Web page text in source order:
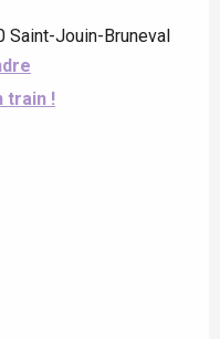
Saint-Jouin-Bruneval
train !